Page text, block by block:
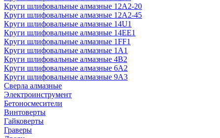
Круги шлифовальные алмазные 12А2-20
Круги шлифовальные алмазные 12А2-45
Круги шлифовальные алмазные 14U1
Круги шлифовальные алмазные 14ЕЕ1
Круги шлифовальные алмазные 1FF1
Круги шлифовальные алмазные 1А1
Круги шлифовальные алмазные 4В2
Круги шлифовальные алмазные 6A2
Круги шлифовальные алмазные 9А3
Сверла алмазные
Электроинструмент
Бетоносмесители
Винтоверты
Гайковерты
Граверы